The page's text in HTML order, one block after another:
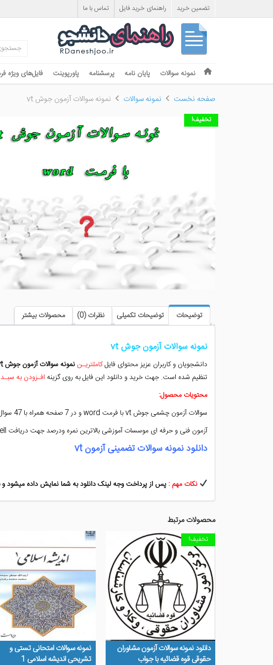
تضمین خرید راهنمای خرید فایل تماس با ما
Menu
Skip to content
نمونه سوالات پایان نامه پرسشنامه پاورپوینت فایل‌های ویژه
صفحه نخست نمونه سوالات نمونه سوالات آزمون جوش vt
تخفیف!
توضیحات توضیحات تکمیلی نظرات (0) محصولات بیشتر
نمونه سوالات آزمون جوش vt
دانشجویان و کاربران عزیز محتوای فایلکاملتریـننمونه سوالات آزمون جوش vt
تنظیم شده است. جهت خرید و دانلود این فایل به روی گزینه افـزودن به
محتویات محصول:
سوالات آزمون چشمی جوش vt با فرمت word و در 7 صفحه همراه با 47 سوال.
آزمون فنی و حرفه ای موسسات آموزشی بالاترین نمره ودرصد جهت دریافت levell و گواهینامه.
دانلود نمونه سوالات تضمینی آزمون vt
نکات مهم : پس از پرداخت وجه لینک دانلود به شما نمایش داده میشود و
محصولات مرتبط
تخفیف!
دانلود نمونه سوالات آزمون مشاوران
حقوقی قوه قضائیه با جواب
نمونه سوالات امتحانی تستی و
تشریحی اندیشه اسلامی 1